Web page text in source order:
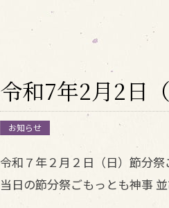
令和7年2月2日
お知らせ
令和７年２月２日（日）節分
当日の節分祭ごもっとも神事